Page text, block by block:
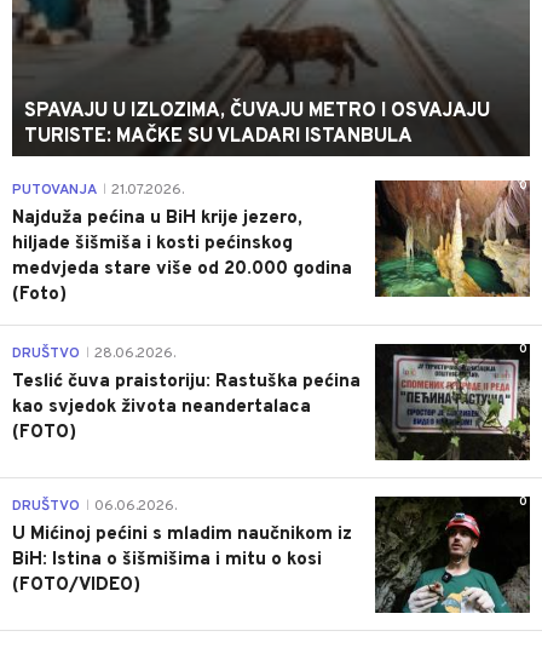
SPAVAJU U IZLOZIMA, ČUVAJU METRO I OSVAJAJU
TURISTE: MAČKE SU VLADARI ISTANBULA
0
PUTOVANJA 21.07.2026.
Najduža pećina u BiH krije jezero,
hiljade šišmiša i kosti pećinskog
medvjeda stare više od 20.000 godina
(Foto)
0
DRUŠTVO 28.06.2026.
Teslić čuva praistoriju: Rastuška pećina
kao svjedok života neandertalaca
(FOTO)
0
DRUŠTVO 06.06.2026.
U Mićinoj pećini s mladim naučnikom iz
BiH: Istina o šišmišima i mitu o kosi
(FOTO/VIDEO)